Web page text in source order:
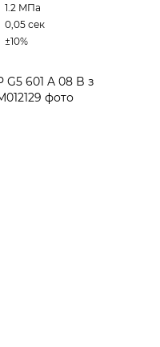
1.2 MПа
0,05 сек
±10%